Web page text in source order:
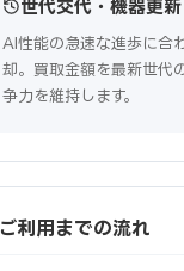
世代交代・機器更新
AI性能の急速な進歩に合
却。買取金額を最新世代
争力を維持します。
ご利用までの流れ